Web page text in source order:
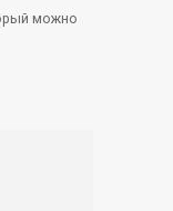
можно